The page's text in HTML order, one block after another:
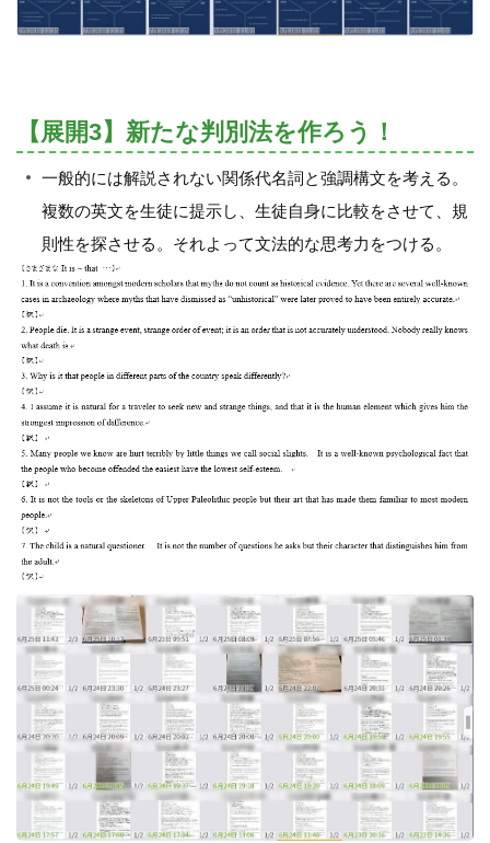
【展開3】新たな判別法を作ろう！
一般的には解説されない関係代名詞と強調構文を考える。
複数の英文を生徒に提示し、生徒自身に比較をさせて、規
則性を探させる。それよって文法的な思考力をつける。